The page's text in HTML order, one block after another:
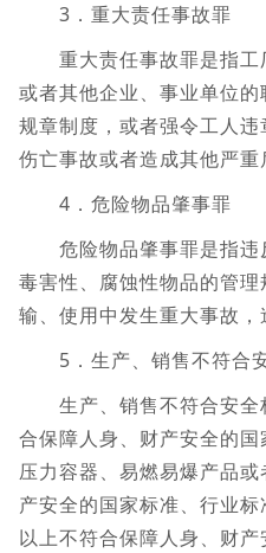
3．重大责任事故罪
重大责任事故罪是指工
或者其他企业、事业单位
规章制度，或者强令工人
伤亡事故或者造成其他严重
4．危险物品肇事罪
危险物品肇事罪是指违
毒害性、腐蚀性物品的管
输、使用中发生重大事故，
5．生产、销售不符合
生产、销售不符合安全
合保障人身、财产安全的国
压力容器、易燃易爆产品
产安全的国家标准、行业
以上不符合保障人身、财